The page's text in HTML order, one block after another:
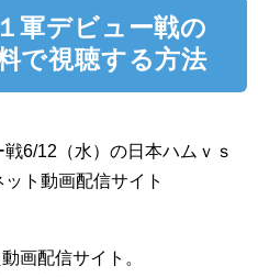
軍デビュー戦の
で視聴する方法
6/12（水）の日本ハムｖｓ
ト動画配信サイト
画配信サイト。